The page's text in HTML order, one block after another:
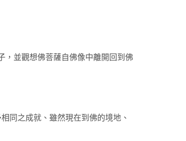
，並觀想佛菩薩自佛像中離開回到佛
同之成就、雖然現在到佛的境地、